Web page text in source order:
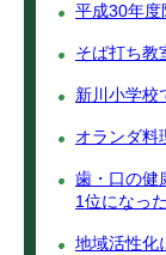
平成30年度
そば打ち教
新川小学校
オランダ料
歯・口の健
1位になっ
地域活性化